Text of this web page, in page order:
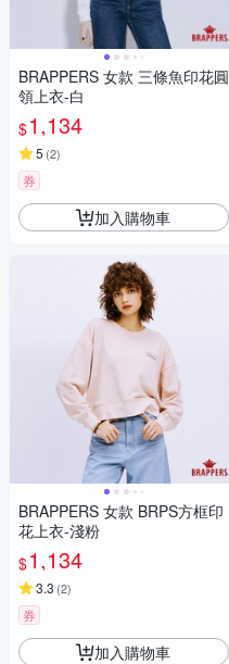
BRAPPERS 女款 三條魚印花圓
領上衣-白
$1,134
5 (2)
券
加入購物車
BRAPPERS 女款 BRPS方框印
花上衣-淺粉
$1,134
3.3 (2)
券
加入購物車